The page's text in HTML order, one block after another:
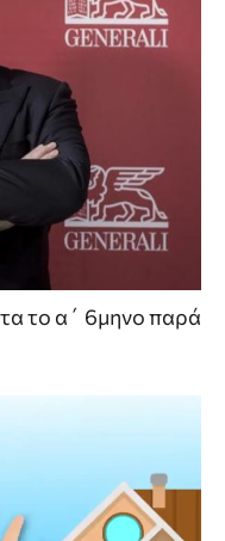
το α΄ 6μηνο παρά